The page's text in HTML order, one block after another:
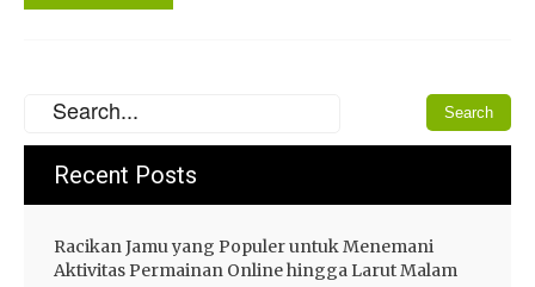
Recent Posts
Racikan Jamu yang Populer untuk Menemani
Aktivitas Permainan Online hingga Larut Malam